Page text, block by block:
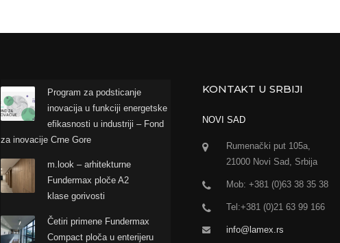
Program za podsticanje
inovacija u funkciji energetske
efikasnosti u industriji – Fond
za inovacije Crne Gore
m.look – arhitekturne
Fundermax ploče A2
klase gorivosti
Četiri primene Fundermax
Compact ploča u enterijeru
KONTAKT U SRBIJI
NOVI SAD
Rumenački put 105a,
21000 Novi Sad, Srbija
Mob: +381 (0)63 38 35 38
Tel:+381 (0)21 63 99 166
info@lamex.rs